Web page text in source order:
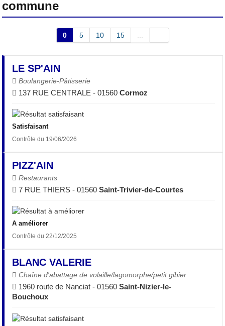
commune
0 5 10 15
LE SP'AIN
Boulangerie-Pâtisserie
137 RUE CENTRALE - 01560Cormoz
Satisfaisant
Contrôle du 19/06/2026
PIZZ'AIN
Restaurants
7 RUE THIERS - 01560Saint-Trivier-de-Courtes
A améliorer
Contrôle du 22/12/2025
BLANC VALERIE
Chaîne d'abattage de volaille/lagomorphe/petit gibier
1960 route de Nanciat - 01560Saint-Nizier-le-
Bouchoux